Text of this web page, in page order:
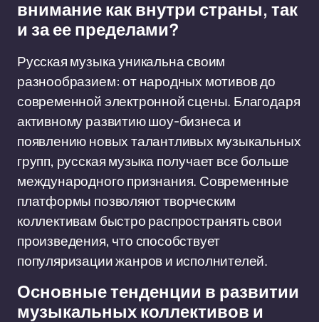
внимание как внутри страны, так
и за ее пределами?
Русская музыка уникальна своим
разнообразием: от народных мотивов до
современной электронной сцены. Благодаря
активному развитию шоу-бизнеса и
появлению новых талантливых музыкальных
групп, русская музыка получает все больше
международного признания. Современные
платформы позволяют творческим
коллективам быстро распространять свои
произведения, что способствует
популяризации жанров и исполнителей.
Основные тенденции в развитии
музыкальных коллективов и